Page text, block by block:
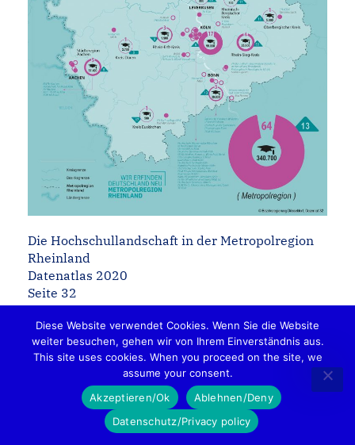
Die Hochschullandschaft in der Metropolregion
Rheinland
Datenatlas 2020
Seite 32
Diese Website verwendet Cookies. Wenn Sie die Website
weiter besuchen, gehen wir von Ihrem Einverständnis aus.
This site uses cookies. When you proceed on the site, we
assume your consent.
Akzeptieren/Ok
Ablehnen/Deny
Datenschutz/Privacy policy